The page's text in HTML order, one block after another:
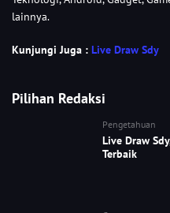
lainnya.
Kunjungi Juga : Live Draw Sdy
Pilihan Redaksi
Pengetahuan
Live Draw
Terbaik